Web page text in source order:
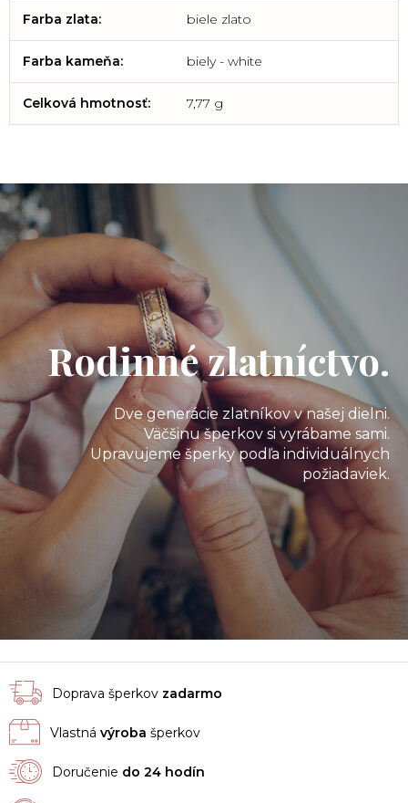
Farba zlata: biele zlato
Farba kameňa: biely - white
Celková hmotnosť: 7,77 g
Rodinné zlatníctvo.
Dve generácie zlatníkov v našej dielni.
Väčšinu šperkov si vyrábame sami.
Upravujeme šperky podľa individuálnych
požiadaviek.
Doprava šperkov zadarmo
Vlastná výroba šperkov
Doručenie do 24 hodín